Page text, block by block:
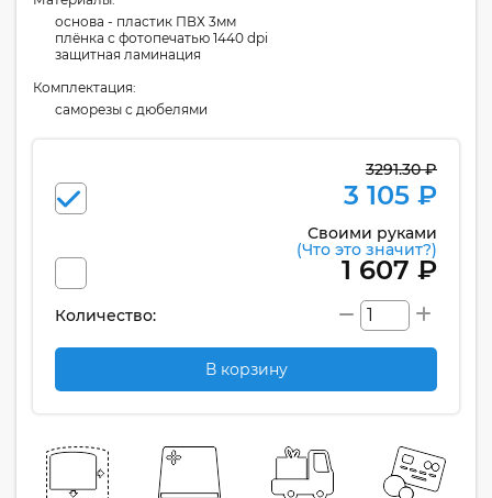
основа - пластик ПВХ 3мм
плёнка с фотопечатью 1440 dpi
защитная ламинация
Комплектация:
cаморезы с дюбелями
3291.30 ₽
3 105 ₽
Своими руками
(Что это значит?)
1 607 ₽
Количество:
В корзину